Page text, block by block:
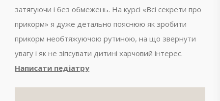
затягуючи і без обмежень. На курсі «Всі секрети про
прикорм» я дуже детально пояснюю як зробити
прикорм необтяжуючою рутиною, на що звернути
увагу і як не зіпсувати дитині харчовий інтерес.
Написати педіатру